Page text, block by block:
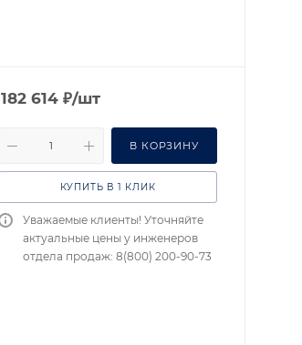
182 614 ₽/шт
В КОРЗИНУ
КУПИТЬ В 1 КЛИК
Уважаемые клиенты! Уточняйте
актуальные цены у инженеров
отдела продаж: 8(800) 200-90-73